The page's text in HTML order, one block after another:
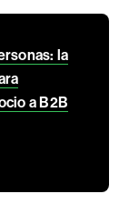
la
a B2B